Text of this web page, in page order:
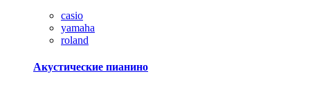
casio
yamaha
roland
Акустические пианино